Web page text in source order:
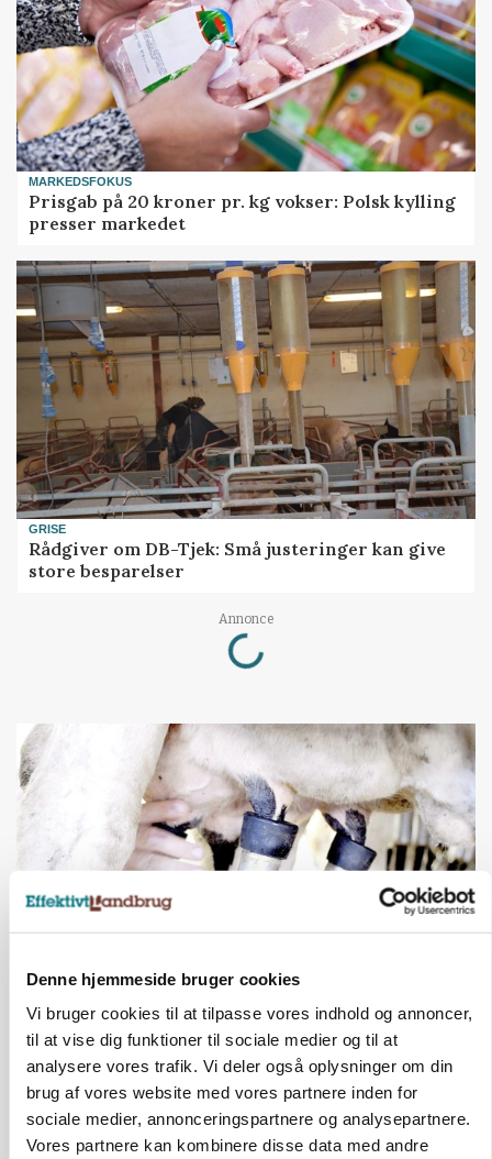
Denne hjemmeside bruger cookies
Vi bruger cookies til at tilpasse vores indhold og annoncer,
til at vise dig funktioner til sociale medier og til at
analysere vores trafik. Vi deler også oplysninger om din
brug af vores website med vores partnere inden for
sociale medier, annonceringspartnere og analysepartnere.
Vores partnere kan kombinere disse data med andre
MARKEDSFOKUS
Prisgab på 20 kroner pr. kg vokser: Polsk kylling
presser markedet
GRISE
Rådgiver om DB-Tjek: Små justeringer kan give
store besparelser
Annonce
Loading...
Russisk mælkepris dykker 23 procent
Annonce